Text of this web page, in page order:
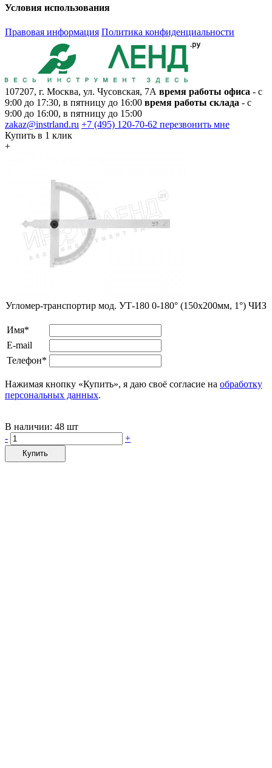
Условия использования
Правовая информация Политика конфиденциальности
107207, г. Москва, ул. Чусовская, 7А время работы офиса - с
9:00 до 17:30, в пятницу до 16:00 время работы склада - с
9:00 до 16:00, в пятницу до 15:00
zakaz@instrland.ru +7 (495) 120-70-62 перезвонить мне
Купить в 1 клик
+
Угломер-транспортир мод. УТ-180 0-180° (150х200мм, 1°) ЧИЗ
Имя*
E-mail
Телефон*
Нажимая кнопку «Купить», я даю своё согласие на обработку
персональных данных.
В наличии: 48 шт
-
+
Купить